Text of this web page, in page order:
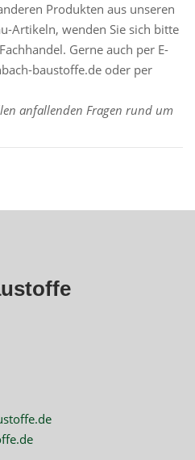
Produkten aus unseren
Artikeln, wenden Sie sich bitte
Gerne auch per E-
baustoffe.de oder per
anfallenden Fragen rund um